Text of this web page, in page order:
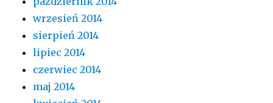
wrzesień 2014
sierpień 2014
lipiec 2014
czerwiec 2014
maj 2014